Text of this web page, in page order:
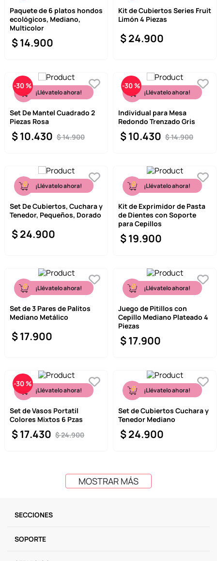
Paquete de 6 platos hondos
ecológicos, Mediano,
Multicolor
$14.900
Kit de Cubiertos Series Fruit
Limón 4 Piezas
$24.900
-30 %
¡Llévatelo ahora!
Set De Mantel Cuadrado 2
Piezas Rosa
$14.900
$10.430
-30 %
¡Llévatelo ahora!
Individual para Mesa
Redondo Trenzado Gris
$14.900
$10.430
¡Llévatelo ahora!
Set De Cubiertos, Cuchara y
Tenedor, Pequeños, Dorado
$24.900
¡Llévatelo ahora!
Kit de Exprimidor de Pasta
de Dientes con Soporte
para Cepillos
$19.900
¡Llévatelo ahora!
Set de 3 Pares de Palitos
Mediano Metálico
$17.900
¡Llévatelo ahora!
Juego de Pitillos con
Cepillo Mediano Plateado 4
Piezas
$17.900
-30 %
¡Llévatelo ahora!
Set de Vasos Portatil
Colores Mixtos 6 Pzas
$24.900
$17.430
¡Llévatelo ahora!
Set de Cubiertos Cuchara y
Tenedor Mediano
$24.900
MOSTRAR MÁS
SECCIONES
SOPORTE